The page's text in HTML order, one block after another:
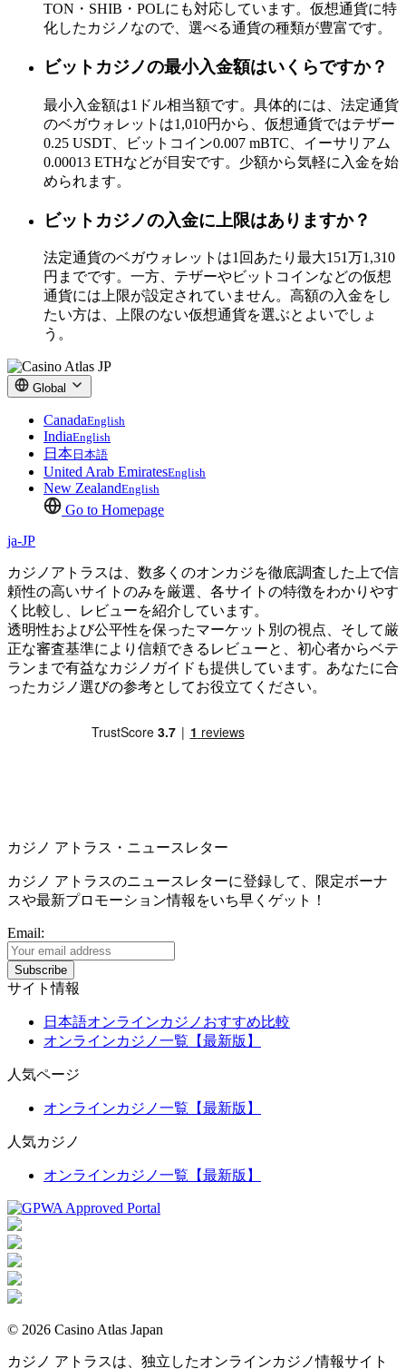
TON・SHIB・POLにも対応しています。仮想通貨に特
化したカジノなので、選べる通貨の種類が豊富です。
ビットカジノの最小入金額はいくらですか？
最小入金額は1ドル相当額です。具体的には、法定通貨
のベガウォレットは1,010円から、仮想通貨ではテザー
0.25 USDT、ビットコイン0.007 mBTC、イーサリアム
0.00013 ETHなどが目安です。少額から気軽に入金を始
められます。
ビットカジノの入金に上限はありますか？
法定通貨のベガウォレットは1回あたり最大151万1,310
円までです。一方、テザーやビットコインなどの仮想
通貨には上限が設定されていません。高額の入金をし
たい方は、上限のない仮想通貨を選ぶとよいでしょ
う。
Global
CanadaEnglish
IndiaEnglish
日本 日本語
United Arab EmiratesEnglish
New ZealandEnglish
Go to Homepage
ja-JP
カジノアトラスは、数多くのオンカジを徹底調査した上で信
頼性の高いサイトのみを厳選、各サイトの特徴をわかりやす
く比較し、レビューを紹介しています。
透明性および公平性を保ったマーケット別の視点、そして厳
正な審査基準により信頼できるレビューと、初心者からベテ
ランまで有益なカジノガイドも提供しています。あなたに合
ったカジノ選びの参考としてお役立てください。
カジノ アトラス・ニュースレター
カジノ アトラスのニュースレターに登録して、限定ボーナ
スや最新プロモーション情報をいち早くゲット！
Email:
サイト情報
日本語オンラインカジノおすすめ比較
オンラインカジノ一覧【最新版】
人気ページ
オンラインカジノ一覧【最新版】
人気カジノ
オンラインカジノ一覧【最新版】
© 2026 Casino Atlas Japan
カジノ アトラスは、独立したオンラインカジノ情報サイト